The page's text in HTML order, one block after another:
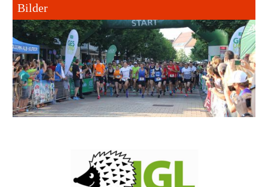
Bilder